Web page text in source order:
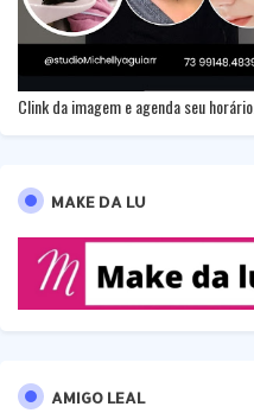
Clink da imagem e agenda seu horário.
MAKE DA LU
AMIGO LEAL